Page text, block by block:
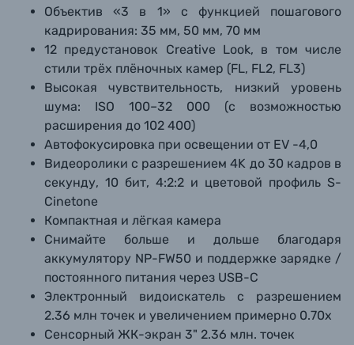
Объектив «3 в 1» с функцией пошагового
кадрирования: 35 мм, 50 мм, 70 мм
12 предустановок Creative Look, в том числе
стили трёх плёночных камер (FL, FL2, FL3)
Высокая чувствительность, низкий уровень
шума: ISO 100–32 000 (с возможностью
расширения до 102 400)
Автофокусировка при освещении от EV -4,0
Видеоролики с разрешением 4K до 30 кадров в
секунду, 10 бит, 4:2:2 и цветовой профиль S-
Cinetone
Компактная и лёгкая камера
Снимайте больше и дольше благодаря
аккумулятору NP-FW50 и поддержке зарядке /
постоянного питания через USB-C
Электронный видоискатель с разрешением
2.36 млн точек и увеличением примерно 0.70x
Сенсорный ЖК-экран 3" 2.36 млн. точек